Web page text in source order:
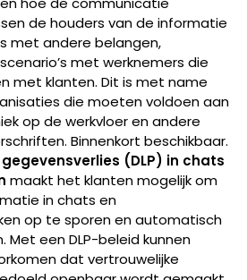
de houders van de informatie
met andere belangen,
met werknemers die
met klanten. Dit is met name
die moeten voldoen aan
op de werkvloer en andere
Binnenkort beschikbaar.
(DLP) in chats
maakt het klanten mogelijk om
in chats en
op te sporen en automatisch
Met een DLP-beleid kunnen
dat vertrouwelijke